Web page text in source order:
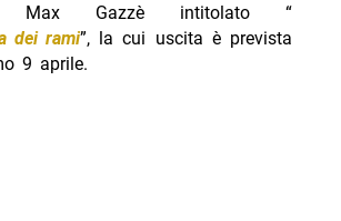
Max Gazzè intitolato “
dei rami”, la cui uscita è prevista
9 aprile.